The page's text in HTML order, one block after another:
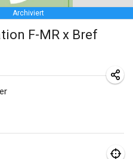
Archiviert
F-MR x Bref
Garo
|Frankreich
|Frankreich